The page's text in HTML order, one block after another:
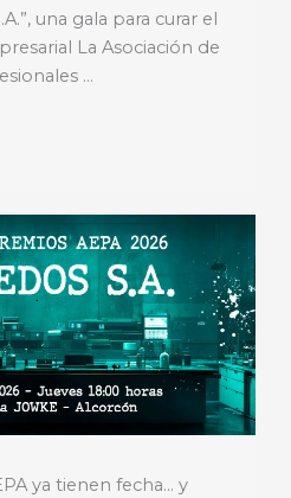
una gala para curar el
La Asociación de
...
ya tienen fecha… y